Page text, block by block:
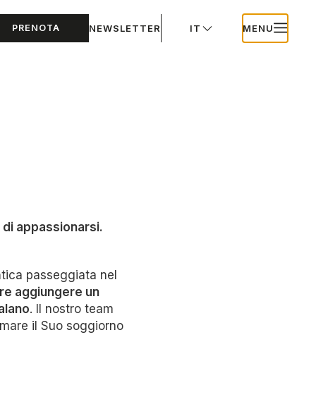
PRENOTA NEWSLETTER IT MENU
appassionarsi.
passeggiata nel
aggiungere un
. Il nostro team
il Suo soggiorno